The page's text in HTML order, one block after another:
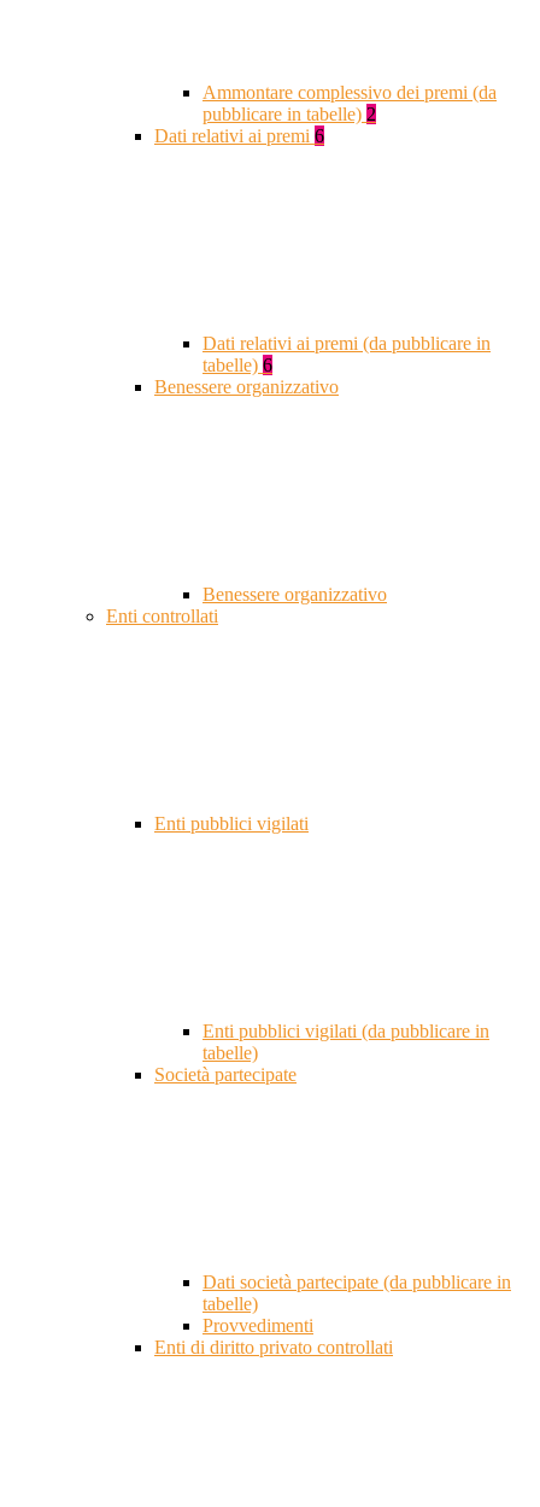
Ammontare complessivo dei premi (da
pubblicare in tabelle) 2
Dati relativi ai premi 6
Dati relativi ai premi (da pubblicare in
tabelle) 6
Benessere organizzativo
Benessere organizzativo
Enti controllati
Enti pubblici vigilati
Enti pubblici vigilati (da pubblicare in
tabelle)
Società partecipate
Dati società partecipate (da pubblicare in
tabelle)
Provvedimenti
Enti di diritto privato controllati